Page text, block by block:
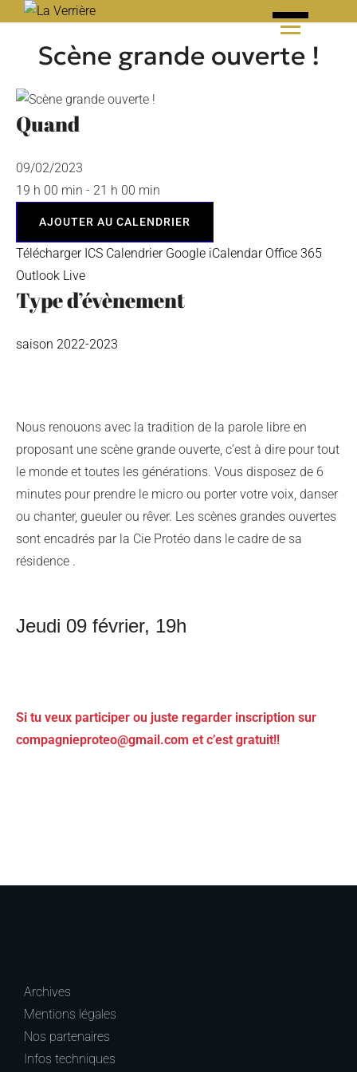
contentScène grande ouverte !
Quand
09/02/2023
19 h 00 min - 21 h 00 min
AJOUTER AU CALENDRIER
Télécharger ICS Calendrier Google iCalendar Office 365
Outlook Live
Type d’évènement
saison 2022-2023
Nous renouons avec la tradition de la parole libre en
proposant une scène grande ouverte, c’est à dire pour tout
le monde et toutes les générations. Vous disposez de 6
minutes pour prendre le micro ou porter votre voix, danser
ou chanter, gueuler ou rêver. Les scènes grandes ouvertes
sont encadrés par la Cie Protéo dans le cadre de sa
résidence .
Jeudi 09 février, 19h
Si tu veux participer ou juste regarder inscription sur
compagnieproteo@gmail.com et c’est gratuit!!
Archives
Mentions légales
Nos partenaires
Infos techniques